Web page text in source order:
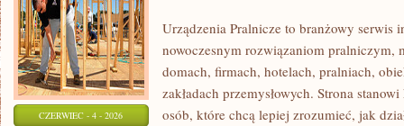
CZERWIEC - 4 - 2026
Urządzenia Pralnicze to branżowy serwis
nowoczesnym rozwiązaniom
domach, firmach, hotelach, pralniach,
zakładach przemysłowych. Strona
osób, które chcą lepiej zrozumieć, jak